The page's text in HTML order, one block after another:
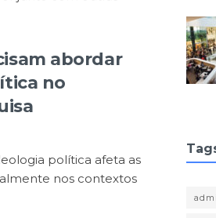
abordar
no
política afeta as
nos contextos